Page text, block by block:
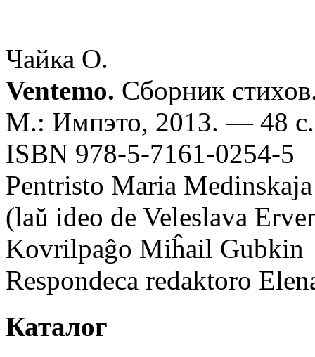
Чайка О.
Ventemo. Сборник
М.: Импэто, 2013. — 48
ISBN 978-5-7161-0254-5
Pentristo Maria Medinskaja
(laŭ ideo de Veleslava
Kovrilpaĝo Miĥail Gubkin
Respondeca redaktoro
Каталог